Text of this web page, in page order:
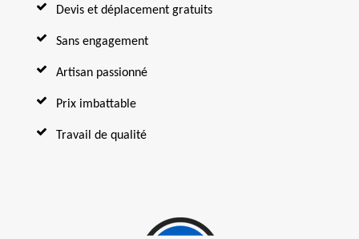
Devis et déplacement gratuits
Sans engagement
Artisan passionné
Prix imbattable
Travail de qualité